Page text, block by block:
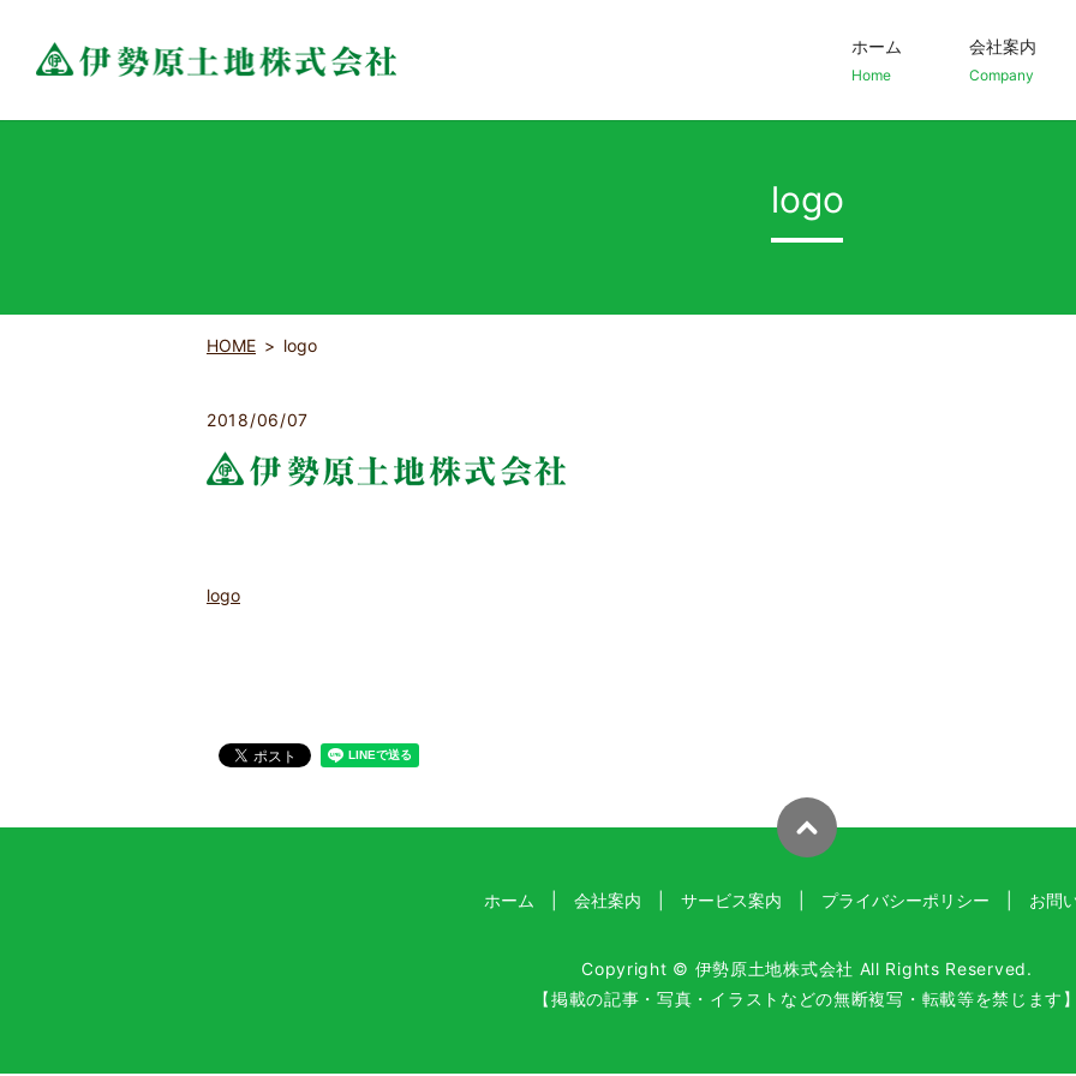
ホーム
Home
会社案内
Company
logo
HOME logo
2018/06/07
logo
ホーム 会社案内 サービス案内 プライバシーポリシー お問
Copyright © 伊勢原土地株式会社 All Rights Reserved.
【掲載の記事・写真・イラストなどの無断複写・転載等を禁じます】